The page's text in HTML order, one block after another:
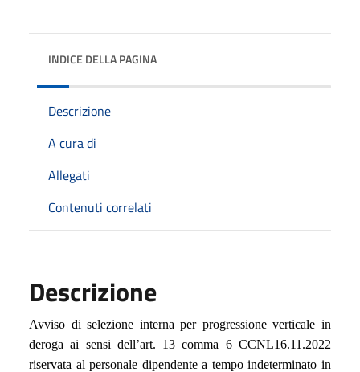
INDICE DELLA PAGINA
Descrizione
A cura di
Allegati
Contenuti correlati
Descrizione
Avviso di selezione interna per progressione verticale in
deroga ai sensi dell’art. 13 comma 6 CCNL16.11.2022
riservata al personale dipendente a tempo indeterminato in